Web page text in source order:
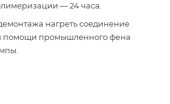
— 24 часа.
нагреть соединение
помощи промышленного фена